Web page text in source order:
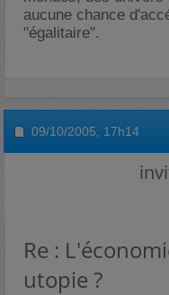
aucune chance
"égalitaire".
09/10/2005, 17h14
Re :
utopie ?